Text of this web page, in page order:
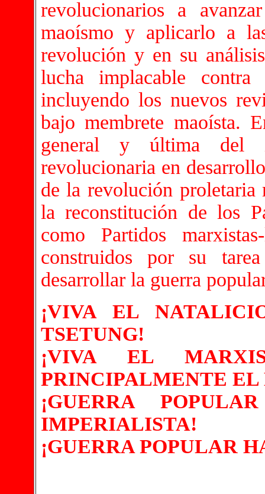
revolucionarios a
maoísmo y aplicarlo a
revolución y en su
lucha implacable
incluyendo los nuevos
bajo membrete maoísta.
general y última del
revolucionaria en
de la revolución proletaria
la reconstitución de los
como Partidos
construidos por su
desarrollar la guerra
¡VIVA EL
TSETUNG!
¡VIVA EL
PRINCIPALMENTE EL
¡GUERRA
IMPERIALISTA!
¡GUERRA POPULAR